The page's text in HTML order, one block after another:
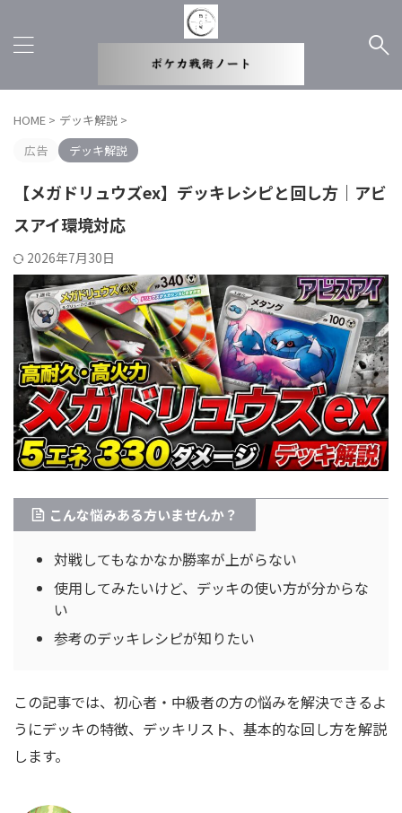
HOME > デッキ解説 >
広告
デッキ解説
【メガドリュウズex】デッキレシピと回し方｜アビ
スアイ環境対応
2026年7月30日
こんな悩みある方いませんか？
対戦してもなかなか勝率が上がらない
使用してみたいけど、デッキの使い方が分からな
い
参考のデッキレシピが知りたい
この記事では、初心者・中級者の方の悩みを解決できるよ
うにデッキの特徴、デッキリスト、基本的な回し方を解説
します。